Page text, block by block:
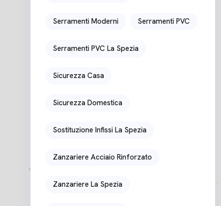
Serramenti Moderni Serramenti PVC
Serramenti PVC La Spezia
Sicurezza Casa
Sicurezza Domestica
Sostituzione Infissi La Spezia
Zanzariere Acciaio Rinforzato
Zanzariere La Spezia